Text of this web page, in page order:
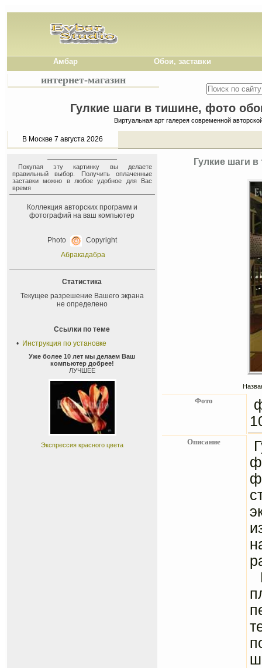
Амбар Обои, заставки
интернет-магазин
Гулкие шаги в тишине, фото
Виртуальная арт галерея современной
В Москве 7 августа 2026
Покупая эту картинку вы делаете
правильный выбор. Получить оплаченные
заставки можно в любое удобное для Вас
время
Коллекция авторских программ и
фотографий на ваш компьютер
Photo
Copyright
Абракадабра
Статистика
Текущее разрешение Вашего экрана
не определено
Ссылки по теме
• Инструкция по установке
Уже более 10 лет мы делаем Ваш
компьютер добрее!
ЛУЧШЕЕ
Экспрессия красного цвета
Гулкие шаги
Фото
Описание